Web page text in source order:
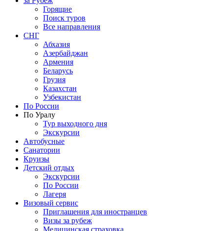
Горящие
Поиск туров
Все направления
СНГ
Абхазия
Азербайджан
Армения
Беларусь
Грузия
Казахстан
Узбекистан
По России
По Уралу
Тур выходного дня
Экскурсии
Автобусные
Санатории
Круизы
Детский отдых
Экскурсии
По России
Лагеря
Визовый сервис
Приглашения для иностранцев
Визы за рубеж
Медицинская страховка